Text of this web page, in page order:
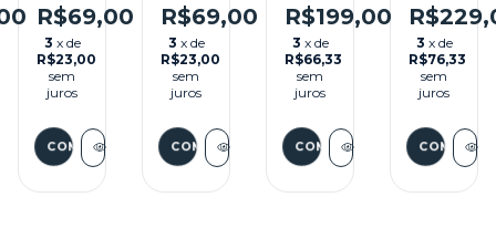
- 3DS
R$69,00
3 x de
R$23,00
sem
juros
- 3DS
R$69,00
3 x de
R$23,00
sem
juros
ALIVE
DIMENSIONS
SEMINOVO
- 3DS
R$199,00
3 x de
R$66,33
sem
juros
COM
LUVA
- 3DS
3 x de
R$76,33
sem
juros